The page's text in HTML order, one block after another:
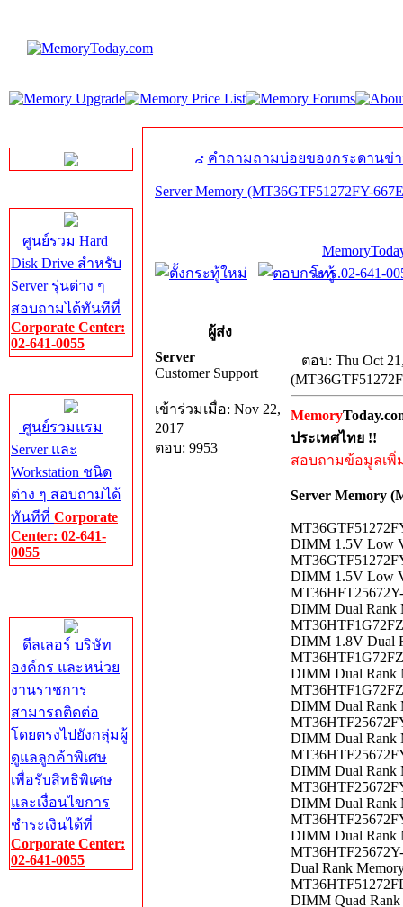
ศูนย์รวม Hard
Disk Drive สำหรับ
Server รุ่นต่าง ๆ
สอบถามได้ทันทีที่
Corporate Center:
02-641-0055
ศูนย์รวมแรม
Server และ
Workstation ชนิด
ต่าง ๆ สอบถามได้
ทันทีที่ Corporate
Center: 02-641-
0055
ดีลเลอร์ บริษัท
องค์กร และหน่วย
งานราชการ
สามารถติดต่อ
โดยตรงไปยังกลุ่มผู้
ดูแลลูกค้าพิเศษ
เพื่อรับสิทธิพิเศษ
และเงื่อนไขการ
ชำระเงินได้ที่
Corporate Center:
02-641-0055
คำถามถามบ่อยของกระดานข่
Server Memory (MT36GTF51272FY-
โทร.02-641-
ผู้ส่ง
Server
Customer Support
เข้าร่วมเมื่อ: Nov 22,
2017
ตอบ: 9953
ตอบ: Thu Oct
Memory
ประเทศไทย !!
สอบถามข้อมูลเพิ่
Server Memory
DIMM 1.5V Low
DIMM 1.5V Low
DIMM Dual Rank
DIMM 1.8V Dual
DIMM Dual Rank
DIMM Dual Rank
DIMM Dual Rank
DIMM Dual Rank
DIMM Dual Rank
DIMM Dual Rank
Dual Rank
DIMM Quad